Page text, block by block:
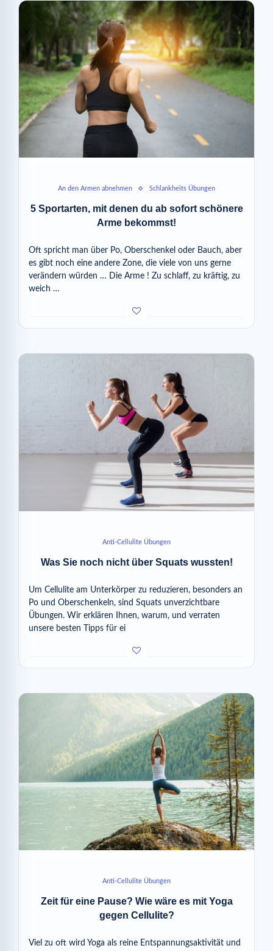
An den Armen abnehmen Schlankheits Übungen
5 Sportarten, mit denen du ab sofort schönere
Arme bekommst!
Oft spricht man über Po, Oberschenkel oder Bauch, aber
es gibt noch eine andere Zone, die viele von uns gerne
verändern würden … Die Arme ! Zu schlaff, zu kräftig, zu
weich …
Anti-Cellulite Übungen
Was Sie noch nicht über Squats wussten!
Um Cellulite am Unterkörper zu reduzieren, besonders an
Po und Oberschenkeln, sind Squats unverzichtbare
Übungen. Wir erklären Ihnen, warum, und verraten
unsere besten Tipps für ei
Anti-Cellulite Übungen
Zeit für eine Pause? Wie wäre es mit Yoga
gegen Cellulite?
Viel zu oft wird Yoga als reine Entspannungsaktivität und